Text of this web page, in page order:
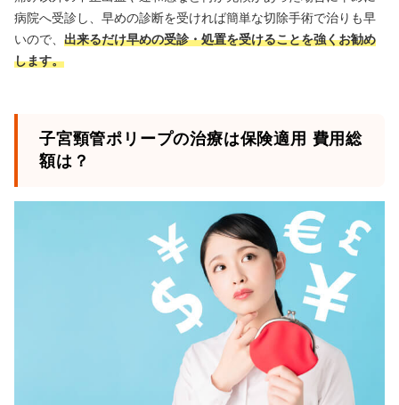
病院へ受診し、早めの診断を受ければ簡単な切除手術で治りも早
いので、 出来るだけ早めの受診・処置を受けることを強くお勧め
します。
子宮頸管ポリープの治療は保険適用 費用総
額は？